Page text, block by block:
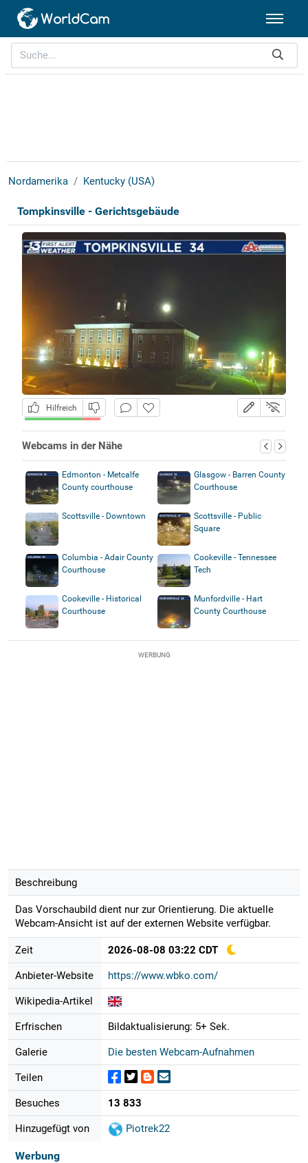
Nordamerika Kentucky (USA)
Tompkinsville - Gerichtsgebäude
Hilfreich
Webcams in der Nähe
Edmonton - Metcalfe
County courthouse
Glasgow - Barren County
Courthouse
Scottsville - Downtown
Scottsville - Public
Square
Columbia - Adair County
Courthouse
Cookeville - Tennessee
Tech
Cookeville - Historical
Courthouse
Munfordville - Hart
County Courthouse
WERBUNG
Beschreibung
Das Vorschaubild dient nur zur Orientierung. Die aktuelle
Webcam-Ansicht ist auf der externen Website verfügbar.
Zeit 2026-08-08 03:22 CDT
Anbieter-Website https://www.wbko.com/
Wikipedia-Artikel
Erfrischen Bildaktualisierung: 5+ Sek.
Galerie Die besten Webcam-Aufnahmen
Teilen
Besuches 13 833
Hinzugefügt von Piotrek22
Werbung